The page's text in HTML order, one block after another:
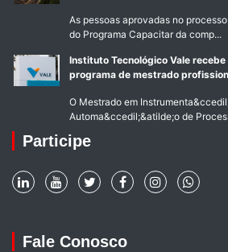
As pessoas aprovadas no
do Programa Capacitar da comp...
Instituto Tecnológico Vale
programa de mestrado
O Mestrado em
Automa&ccedil;&atilde;o de
Participe
Fale Conosco